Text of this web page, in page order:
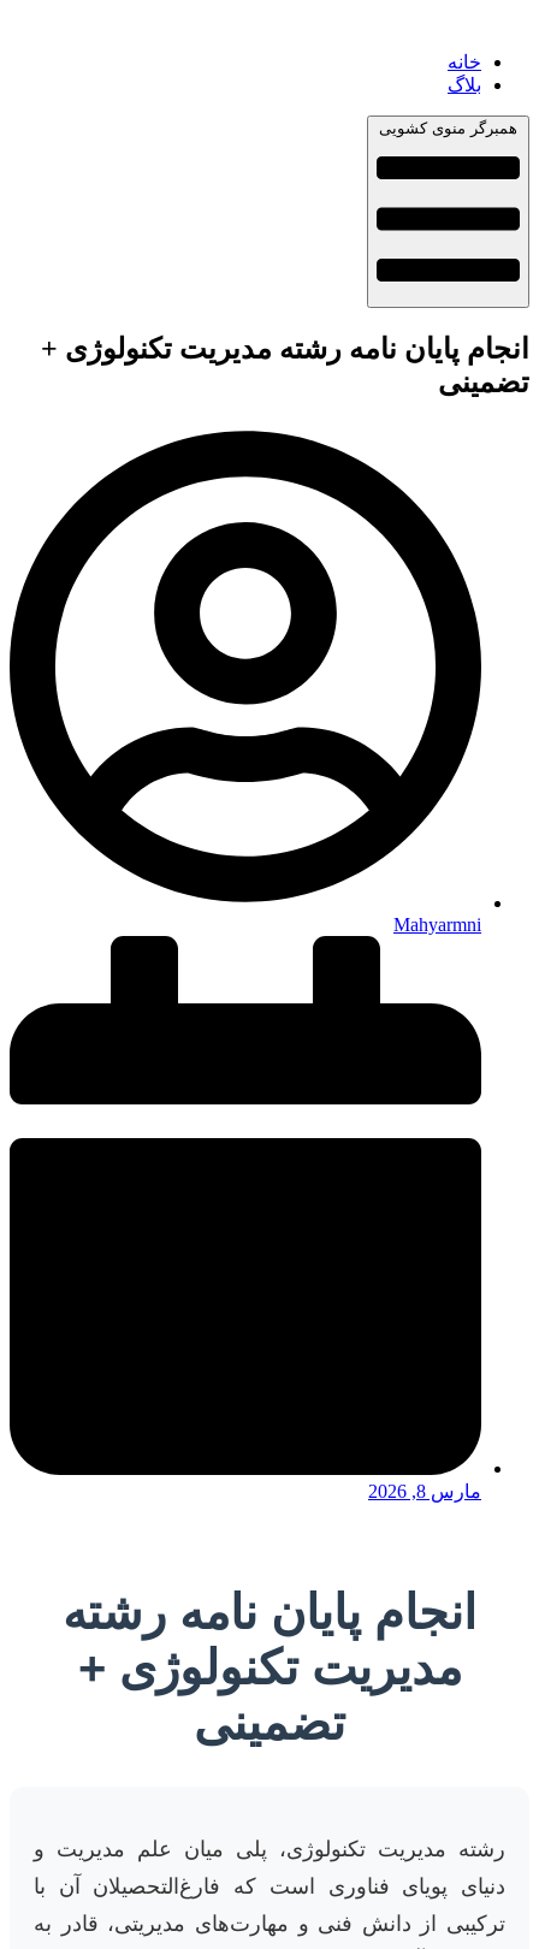
خانه
بلاگ
همبرگر منوی کشویی
انجام پایان نامه رشته مدیریت تکنولوژی +
تضمینی
Mahyarmni
مارس 8, 2026
انجام پایان نامه رشته
مدیریت تکنولوژی +
تضمینی
رشته مدیریت تکنولوژی، پلی میان علم مدیریت و
دنیای پویای فناوری است که فارغ‌التحصیلان آن با
ترکیبی از دانش فنی و مهارت‌های مدیریتی، قادر به